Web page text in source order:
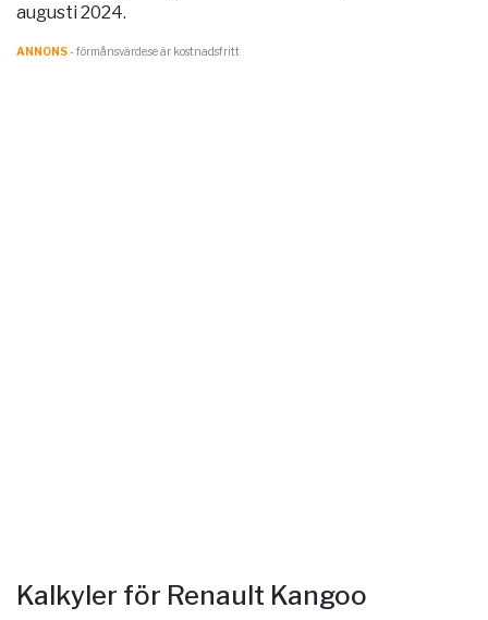
augusti 2024.
ANNONS- förmånsvärde.se är kostnadsfritt
Kalkyler för Renault Kangoo